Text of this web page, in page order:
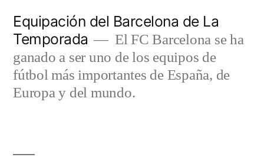
contenido
Equipación del Barcelona de La
Temporada
El FC Barcelona se ha
ganado a ser uno de los equipos de
fútbol más importantes de España, de
Europa y del mundo.